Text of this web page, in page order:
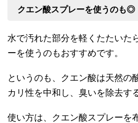
クエン酸スプレーを使うのも◎
水で汚れた部分を軽くたたいた
ーを使うのもおすすめです。
というのも、クエン酸は天然の
カリ性を中和し、臭いを除去す
使い方は、クエン酸スプレーを